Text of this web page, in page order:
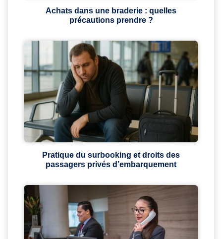
Achats dans une braderie : quelles
précautions prendre ?
Pratique du surbooking et droits des
passagers privés d’embarquement